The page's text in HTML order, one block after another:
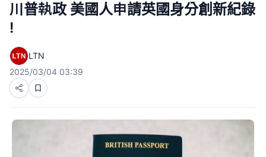
川普執政 美國人申請英國身分創新紀錄
!
LTN
2025/03/04 03:39